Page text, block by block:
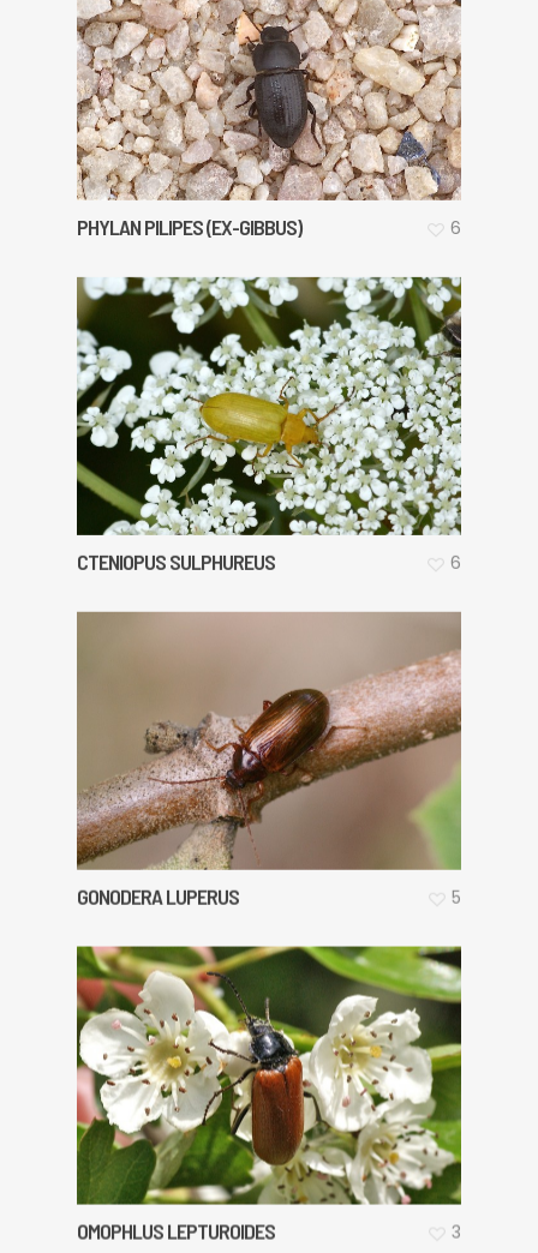
PHYLAN PILIPES (EX-GIBBUS) 6
CTENIOPUS SULPHUREUS 6
GONODERA LUPERUS 5
OMOPHLUS LEPTUROIDES 3